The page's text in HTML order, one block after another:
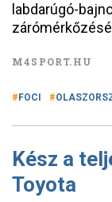
labdarúgó-
M4SPORT.HU
FOCI
Kész a
Toyota